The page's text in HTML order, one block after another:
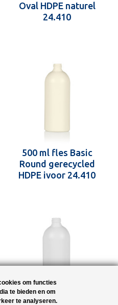
Oval HDPE naturel
24.410
500 ml fles Basic
Round gerecycled
HDPE ivoor 24.410
om functies
te bieden en om
te analyseren.